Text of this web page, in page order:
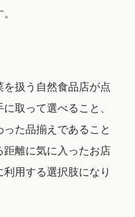
扱う自然食品店が点
取って選べること、
た品揃えであること
離に気に入ったお店
用する選択肢になり